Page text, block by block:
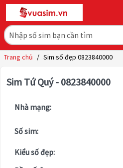
Trang chủ / Sim số đẹp 0823840000
Sim Tứ Quý - 0823840000
Nhà mạng:
Số sim:
Kiểu số đẹp: